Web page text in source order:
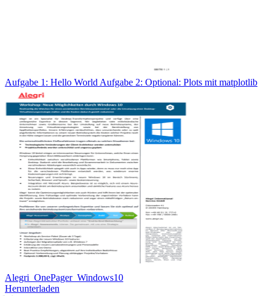
Aufgabe 1: Hello World Aufgabe 2: Optional: Plots mit matplotlib
Alegri_OnePager_Windows10
Herunterladen